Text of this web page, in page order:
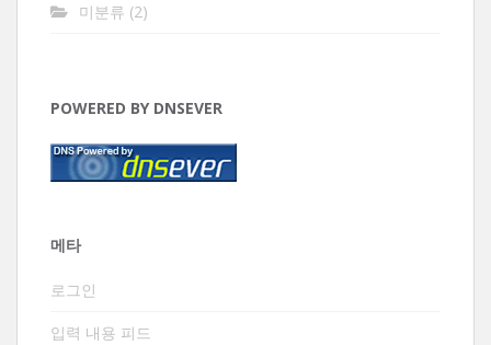
미분류 (2)
POWERED BY DNSEVER
메타
로그인
입력 내용 피드